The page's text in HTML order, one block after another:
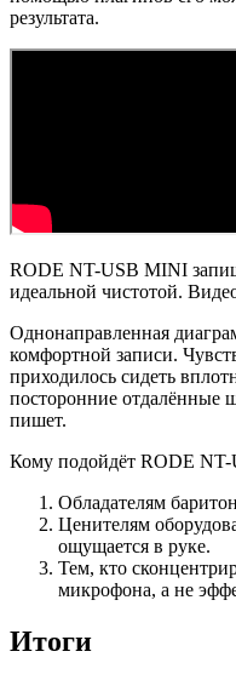
результата.
RODE NT-USB MINI
идеальной чистотой.
Однонаправленная
комфортной записи.
приходилось сидеть
посторонние
пишет.
Кому подойдёт RODE
Обладателям
Ценителям
ощущается в руке.
Тем, кто
микрофона, а не
Итоги